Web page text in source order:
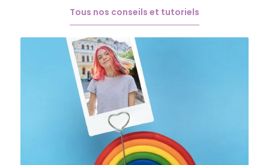
Tous nos conseils et tutoriels